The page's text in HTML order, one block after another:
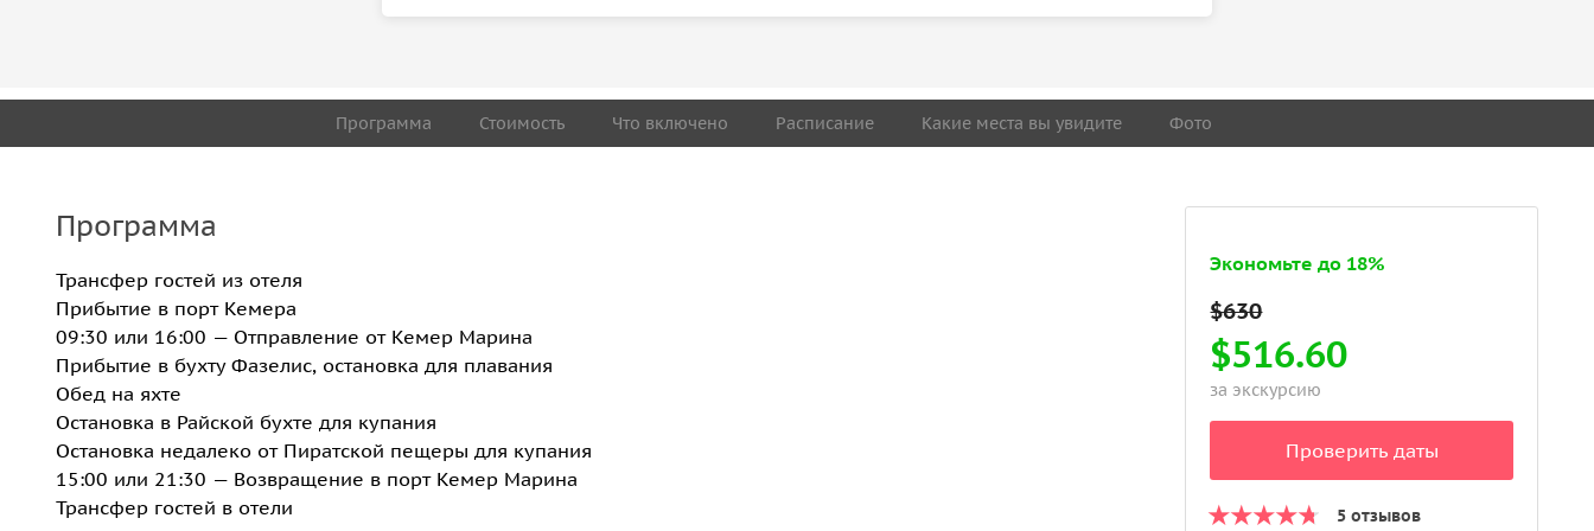
Программа Стоимость Что включено Расписание Какие места вы увидите Фото
Программа
Трансфер гостей из отеля
Прибытие в порт Кемера
09:30 или 16:00 — Отправление от Кемер Марина
Прибытие в бухту Фазелис, остановка для плавания
Обед на яхте
Остановка в Райской бухте для купания
Остановка недалеко от Пиратской пещеры для купания
15:00 или 21:30 — Возвращение в порт Кемер Марина
Трансфер гостей в отели
Экономьте до 18%
$516.60
за экскурсию
Проверить даты
5 отзывов